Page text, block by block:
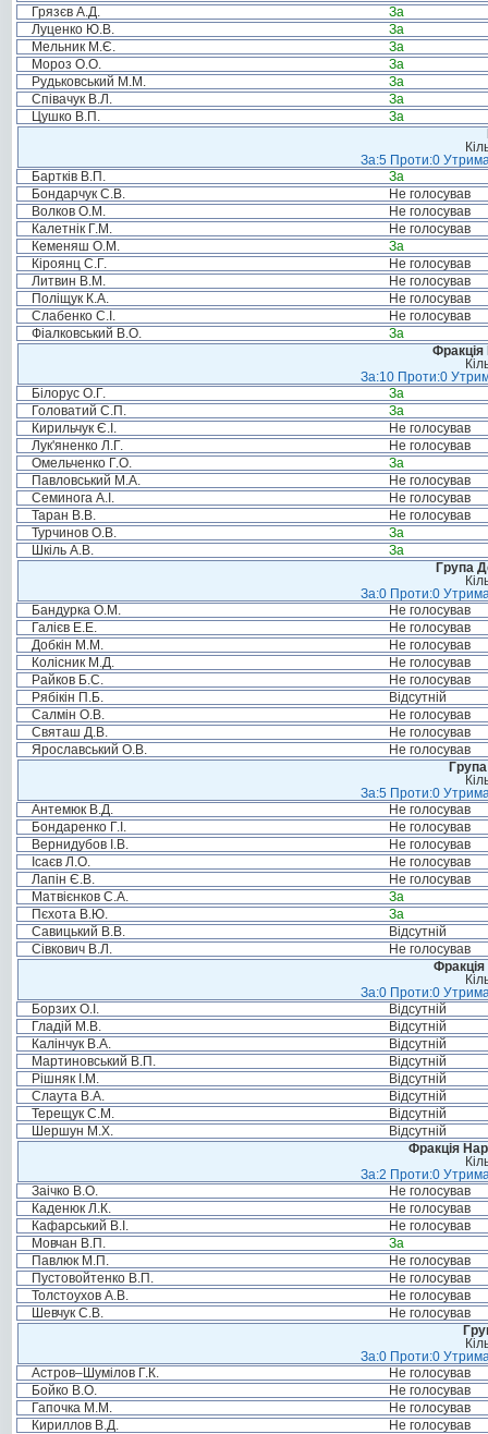
Грязєв А.Д.
За
Луценко Ю.В.
За
Мельник М.Є.
За
Мороз О.О.
За
Рудьковський М.М.
За
Співачук В.Л.
За
Цушко В.П.
За
За:5 Проти:0
Бартків В.П.
За
Бондарчук С.В.
Не голосував
Волков О.М.
Не голосував
Калетнік Г.М.
Не голосував
Кеменяш О.М.
За
Кіроянц С.Г.
Не голосував
Литвин В.М.
Не голосував
Поліщук К.А.
Не голосував
Слабенко С.І.
Не голосував
Фіалковський В.О.
За
За:10 Проти:0
Білорус О.Г.
За
Головатий С.П.
За
Кирильчук Є.І.
Не голосував
Лук'яненко Л.Г.
Не голосував
Омельченко Г.О.
За
Павловський М.А.
Не голосував
Семинога А.І.
Не голосував
Таран В.В.
Не голосував
Турчинов О.В.
За
Шкіль А.В.
За
Група
За:0 Проти:0
Бандурка О.М.
Не голосував
Галієв Е.Е.
Не голосував
Добкін М.М.
Не голосував
Колісник М.Д.
Не голосував
Райков Б.С.
Не голосував
Рябікін П.Б.
Відсутній
Салмін О.В.
Не голосував
Святаш Д.В.
Не голосував
Ярославський О.В.
Не голосував
За:5 Проти:0
Антемюк В.Д.
Не голосував
Бондаренко Г.І.
Не голосував
Вернидубов І.В.
Не голосував
Ісаєв Л.О.
Не голосував
Лапін Є.В.
Не голосував
Матвієнков С.А.
За
Пєхота В.Ю.
За
Савицький В.В.
Відсутній
Сівкович В.Л.
Не голосував
Фракція
За:0 Проти:0
Борзих О.І.
Відсутній
Гладій М.В.
Відсутній
Калінчук В.А.
Відсутній
Мартиновський В.П.
Відсутній
Рішняк І.М.
Відсутній
Слаута В.А.
Відсутній
Терещук С.М.
Відсутній
Шершун М.Х.
Відсутній
Фракція
За:2 Проти:0
Заічко В.О.
Не голосував
Каденюк Л.К.
Не голосував
Кафарський В.І.
Не голосував
Мовчан В.П.
За
Павлюк М.П.
Не голосував
Пустовойтенко В.П.
Не голосував
Толстоухов А.В.
Не голосував
Шевчук С.В.
Не голосував
За:0 Проти:0
Астров–Шумілов Г.К.
Не голосував
Бойко В.О.
Не голосував
Гапочка М.М.
Не голосував
Кириллов В.Д.
Не голосував